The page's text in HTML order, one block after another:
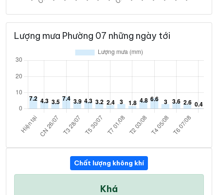
Lượng mưa Phường 07 những ngày tới
Chất lượng không khí
Khá